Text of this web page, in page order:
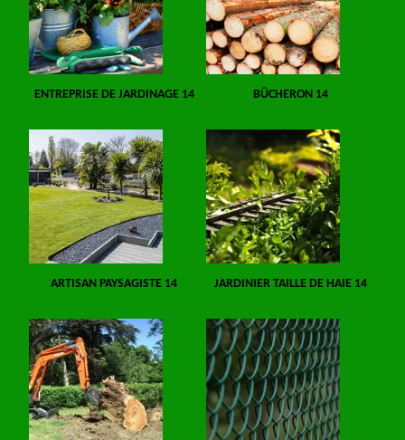
ENTREPRISE DE JARDINAGE 14 BÛCHERON 14
ARTISAN PAYSAGISTE 14 JARDINIER TAILLE DE HAIE 14